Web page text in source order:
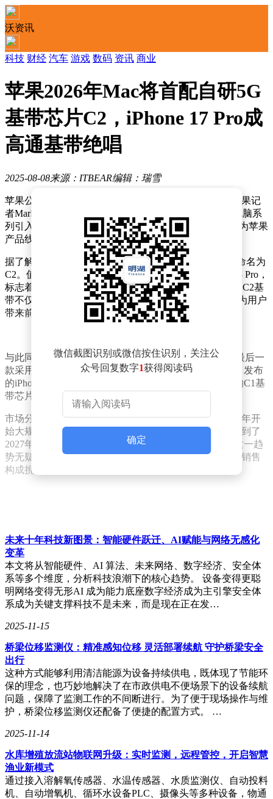
沃资讯
科技 财经 汽车 游戏 数码 资讯 商业
苹果2026年Mac将首配自研5G
基带芯片C2，iPhone 17 Pro成
高通基带绝唱
2025-08-08来源：ITBEAR编辑：瑞雪
苹果公司在5G技术的推进上迈出了重要一步，据知名苹果记
者Mark Gurman的最新爆料，苹果计划在2026年为Mac电脑系
列引入自研的5G基带芯片。这一创新将使得Mac电脑成为苹果
产品线中首款支持5G网络连接的设备。
据了解，这款即将搭载于Mac电脑的新一代基带芯片被命名为
C2。值得注意的是，C2基带芯片将首先亮相于iPhone 18 Pro，
标志着苹果首次在其Pro系列机型中采用自研基带技术。C2基
带不仅支持5G毫米波，还具备高达6Gbps的下行速度，为用户
带来前所未有的网络体验。
与此同时，这一消息也意味着iPhone 17 Pro将成为苹果最后一
款采用高通基带芯片的旗舰手机。据悉，即将在今年9月发布
的iPhone 17系列中，仅有iPhone 17 Air搭载了苹果自研的C1基
带芯片，其余三款机型仍将继续使用高通基带。
市场分析师郭明錤预测，苹果自研5G基带芯片将从2026年开
始大规模出货，预计出货量将达到9000万至1.1亿颗。而到了
2027年，这一数字有望进一步增长至1.6亿至1.8亿颗。这一趋
势无疑将对高通等5G芯片供应商的市场地位和专利许可销售
构成挑战。
微信截图识别或微信按住识别，关注公
众号回复数字1获得阅读码
确定
未来十年科技新图景：智能硬件跃迁、AI赋能与网络无感化
变革
本文将从智能硬件、AI 算法、未来网络、数字经济、安全体
系等多个维度，分析科技浪潮下的核心趋势。 设备变得更聪
明网络变得无形AI 成为能力底座数字经济成为主引擎安全体
系成为关键支撑科技不是未来，而是现在正在发…
2025-11-15
桥梁位移监测仪：精准感知位移 灵活部署续航 守护桥梁安全
出行
这种方式能够利用清洁能源为设备持续供电，既体现了节能环
保的理念，也巧妙地解决了在市政供电不便场景下的设备续航
问题，保障了监测工作的不间断进行。为了便于现场操作与维
护，桥梁位移监测仪还配备了便捷的配置方式。 …
2025-11-14
水库增殖放流站物联网升级：实时监测，远程管控，开启智慧
渔业新模式
通过接入溶解氧传感器、水温传感器、水质监测仪、自动投料
机、自动增氧机、循环水设备PLC、摄像头等多种设备，物通